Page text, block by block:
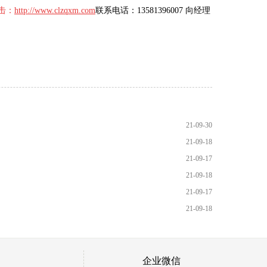
： http://www.clzqxm.com联系电话：13581396007 向经理
21-09-30
21-09-18
21-09-17
21-09-18
21-09-17
21-09-18
企业微信